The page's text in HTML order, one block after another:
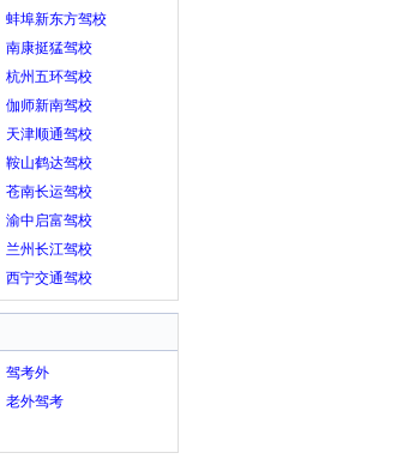
蚌埠新东方驾校
南康挺猛驾校
杭州五环驾校
伽师新南驾校
天津顺通驾校
鞍山鹤达驾校
苍南长运驾校
渝中启富驾校
兰州长江驾校
西宁交通驾校
驾考外
老外驾考